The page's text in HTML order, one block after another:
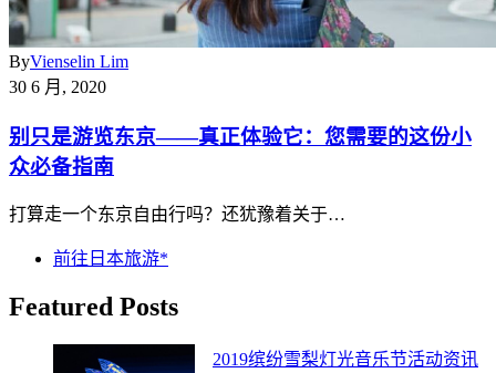
ByVienselin Lim
30 6 月, 2020
别只是游览东京——真正体验它：您需要的这份小
众必备指南
打算走一个东京自由行吗？还犹豫着关于…
前往日本旅游*
Featured Posts
2019缤纷雪梨灯光音乐节活动资讯